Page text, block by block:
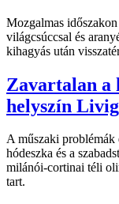
Mozgalmas
világcsúccsal és
kihagyás után
Zavartalan a
helyszín
A műszaki problémák
hódeszka és a
milánói-cortinai téli
tart.